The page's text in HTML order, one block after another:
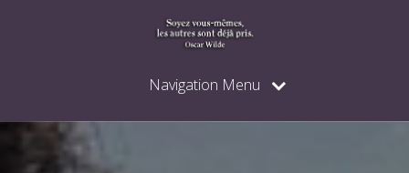
Navigation Menu